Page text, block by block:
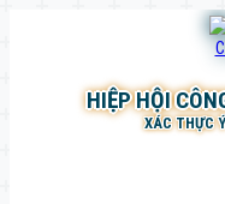
HIỆP HỘI
XÁC THỰC